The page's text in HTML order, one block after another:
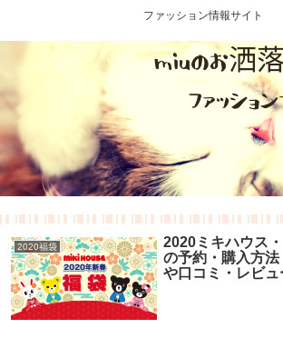
ファッション情報サイト
2020福袋
2020ミキハウス
の予約・購入方
や口コミ・レビュ